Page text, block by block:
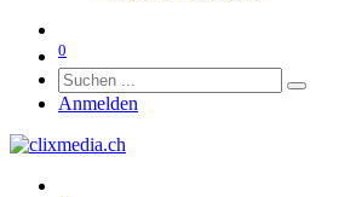
0
Anmelden